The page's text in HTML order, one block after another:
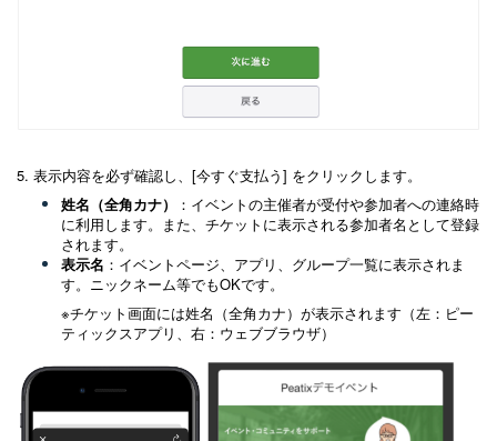
5. 表示内容を必ず確認し、[今すぐ支払う] をクリックします。
姓名（全角カナ）
：イベントの主催者が受付や参加者への連絡時
に利用します。また、チケットに表示される参加者名として登録
されます。
表示名 ：イベントページ、アプリ、グループ一覧に表示されま
す。ニックネーム等でもOKです。
※チケット画面には姓名（全角カナ）が表示されます（左：ピー
ティックスアプリ、右：ウェブブラウザ）